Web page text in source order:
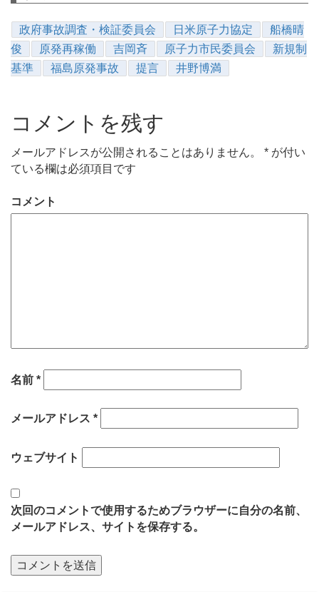
政府事故調査・検証委員会 日米原子力協定
船橋晴
俊
原発再稼働 吉岡斉 原子力市民委員会
新規制
基準
福島原発事故 提言 井野博満
コメントを残す
メールアドレスが公開されることはありません。 * が付い
ている欄は必須項目です
コメント
名前 *
メールアドレス *
ウェブサイト
次回のコメントで使用するためブラウザーに自分の名前、
メールアドレス、サイトを保存する。